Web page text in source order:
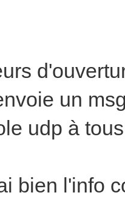
un
udp à
bien l'info